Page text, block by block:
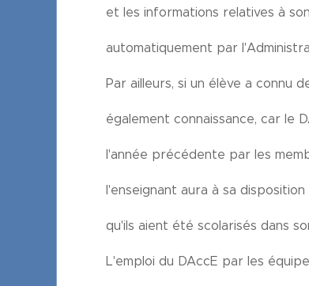
et les informations relatives à
automatiquement par
Par ailleurs, si un élève a connu
également connaissance, car le
l'année précédente par les
l'enseignant aura à sa
qu'ils aient été scolarisés dans
L'emploi du DAccE par les